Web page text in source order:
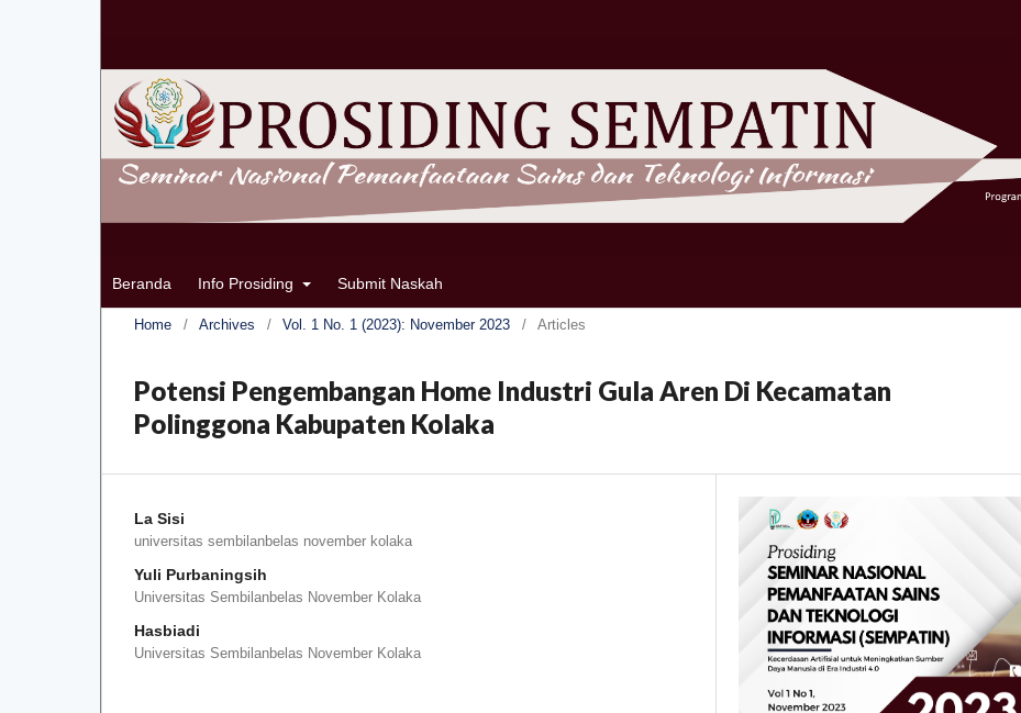
Beranda Info Prosiding Submit Naskah
Home / Archives / Vol. 1 No. 1 (2023): November 2023 / Articles
Potensi Pengembangan Home Industri Gula Aren Di Kecamatan
Polinggona Kabupaten Kolaka
La Sisi
universitas sembilanbelas november kolaka
Yuli Purbaningsih
Universitas Sembilanbelas November Kolaka
Hasbiadi
Universitas Sembilanbelas November Kolaka